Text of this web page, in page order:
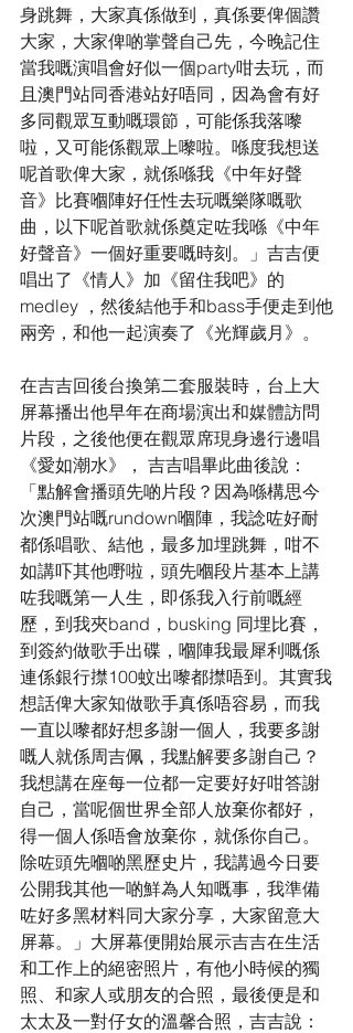
身跳舞，大家真係做到，真係要俾個讚
大家，大家俾啲掌聲自己先，今晚記住
當我嘅演唱會好似一個party咁去玩，而
且澳門站同香港站好唔同，因為會有好
多同觀眾互動嘅環節，可能係我落嚟
啦，又可能係觀眾上嚟啦。喺度我想送
呢首歌俾大家，就係喺我《中年好聲
音》比賽嗰陣好任性去玩嘅樂隊嘅歌
曲，以下呢首歌就係奠定咗我喺《中年
好聲音》一個好重要嘅時刻。」吉吉便
唱出了《情人》加《留住我吧》的
medley ，然後結他手和bass手便走到他
兩旁，和他一起演奏了《光輝歲月》。
在吉吉回後台換第二套服裝時，台上大
屏幕播出他早年在商場演出和媒體訪問
片段，之後他便在觀眾席現身邊行邊唱
《愛如潮水》， 吉吉唱畢此曲後說：
「點解會播頭先啲片段？因為喺構思今
次澳門站嘅rundown嗰陣，我諗咗好耐
都係唱歌、結他，最多加埋跳舞，咁不
如講吓其他嘢啦，頭先嗰段片基本上講
咗我嘅第一人生，即係我入行前嘅經
歷，到我夾band，busking 同埋比賽，
到簽約做歌手出碟，嗰陣我最犀利嘅係
連係銀行㩒100蚊出嚟都㩒唔到。其實我
想話俾大家知做歌手真係唔容易，而我
一直以嚟都好想多謝一個人，我要多謝
嘅人就係周吉佩，我點解要多謝自己？
我想講在座每一位都一定要好好咁答謝
自己，當呢個世界全部人放棄你都好，
得一個人係唔會放棄你，就係你自己。
除咗頭先嗰啲黑歷史片，我講過今日要
公開我其他一啲鮮為人知嘅事，我準備
咗好多黑材料同大家分享，大家留意大
屏幕。」大屏幕便開始展示吉吉在生活
和工作上的絕密照片，有他小時候的獨
照、和家人或朋友的合照，最後便是和
太太及一對仔女的溫馨合照，吉吉說：